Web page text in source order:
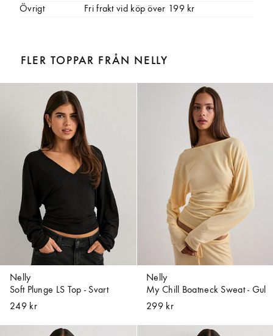
Övrigt
Fri frakt vid köp över 199 kr
FLER TOPPAR FRÅN NELLY
Nelly
Soft Plunge LS Top - Svart
249 kr
Nelly
My Chill Boatneck Sweat - Gul
299 kr